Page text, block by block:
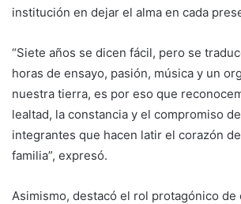
institución en dejar el alma en cada
“Siete años se dicen fácil, pero se
horas de ensayo, pasión, música y un
nuestra tierra, es por eso que
lealtad, la constancia y el compromiso
integrantes que hacen latir el corazón
familia”, expresó.
Asimismo, destacó el rol protagónico de